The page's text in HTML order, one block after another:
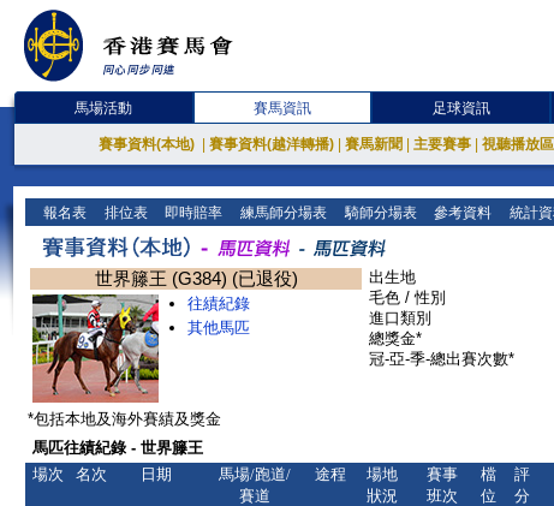
馬場活動 賽馬資訊 足球資訊
賽事資料(本地) 賽事資料(越洋轉播) 賽馬新聞 主要賽事 視聽播放區
報名表 排位表 即時賠率 練馬師分場表 騎師分場表 參考資料 統計
世界籐王 (G384) (已退役)
往績紀錄
其他馬匹
出生地
毛色 / 性別
進口類別
總獎金*
冠-亞-季-總出賽次數*
*包括本地及海外賽績及獎金
馬匹往績紀錄 - 世界籐王
場次
名次 日期
馬場/跑道/
賽道
途程
場地
狀況
賽事
班次
檔
位
評
分